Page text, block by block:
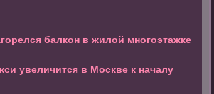
балкон в жилой многоэтажке
увеличится в Москве к началу